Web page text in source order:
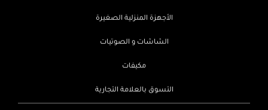
الأجهزة المنزلية الصغيرة
الشاشات و الصوتيات
مكيفات
التسوق بالعلامة التجارية